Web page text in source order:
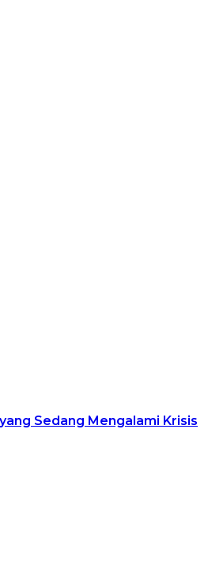
Sedang Mengalami Krisis